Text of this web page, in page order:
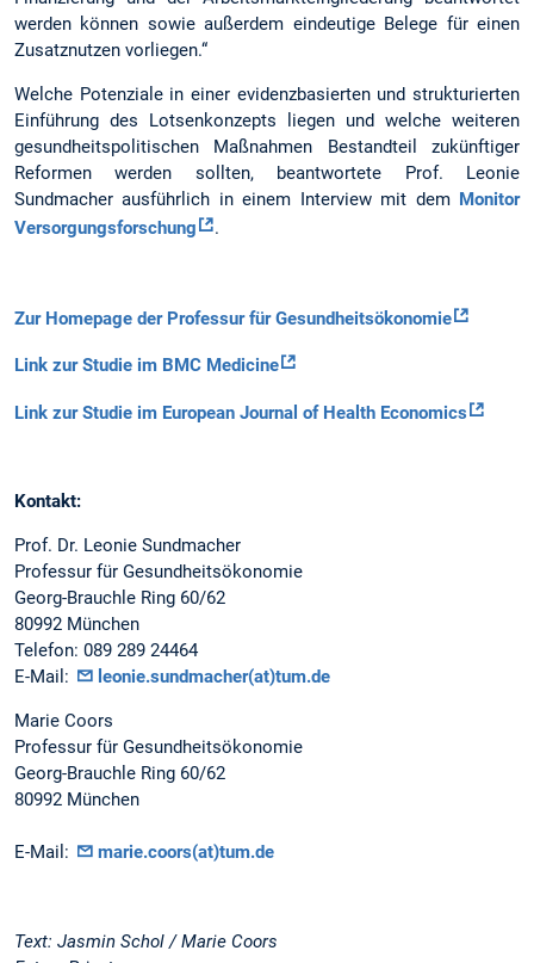
werden können sowie außerdem eindeutige Belege für einen
Zusatznutzen vorliegen.“
Welche Potenziale in einer evidenzbasierten und strukturierten
Einführung des Lotsenkonzepts liegen und welche weiteren
gesundheitspolitischen Maßnahmen Bestandteil zukünftiger
Reformen werden sollten, beantwortete Prof. Leonie
Sundmacher ausführlich in einem Interview mit dem Monitor
Versorgungsforschung
.
Zur Homepage der Professur für Gesundheitsökonomie
Link zur Studie im BMC Medicine
Link zur Studie im European Journal of Health Economics
Kontakt:
Prof. Dr. Leonie Sundmacher
Professur für Gesundheitsökonomie
Georg-Brauchle Ring 60/62
80992 München
Telefon: 089 289 24464
E-Mail:
leonie.sundmacher(at)tum.de
Marie Coors
Professur für Gesundheitsökonomie
Georg-Brauchle Ring 60/62
80992 München
E-Mail: marie.coors(at)tum.de
Text: Jasmin Schol / Marie Coors